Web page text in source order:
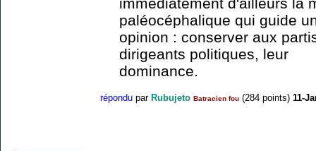
immédiatement d'ailleurs la
paléocéphalique qui guide
opinion : conserver aux
dirigeants politiques, leur
dominance.
répondu par Rubujeto Batracien fou (284 points) 11-